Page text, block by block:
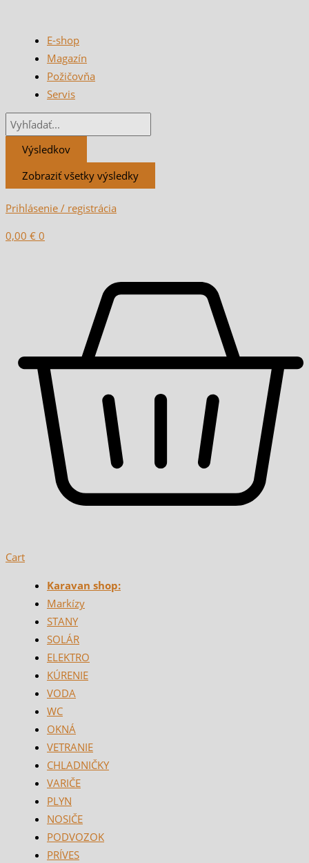
E-shop
Magazín
Požičovňa
Servis
Výsledkov
Zobraziť všetky výsledky
Prihlásenie / registrácia
0,00 € 0
Cart
Karavan shop:
Markízy
STANY
SOLÁR
ELEKTRO
KÚRENIE
VODA
WC
OKNÁ
VETRANIE
CHLADNIČKY
VARIČE
PLYN
NOSIČE
PODVOZOK
PRÍVES